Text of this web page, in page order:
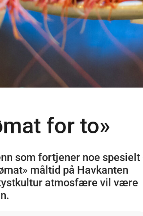
for to»
som fortjener noe spesielt
måltid på Havkanten
atmosfære vil være